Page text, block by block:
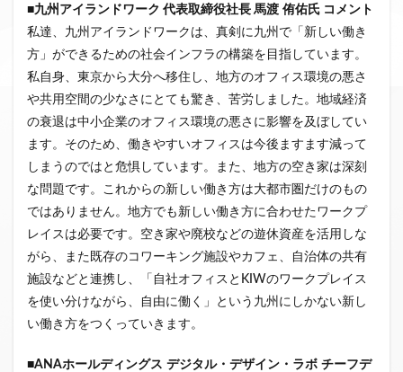
■九州アイランドワーク 代表取締役社長 馬渡 侑佑氏 コメント
私達、九州アイランドワークは、真剣に九州で「新しい働き
方」ができるための社会インフラの構築を目指しています。
私自身、東京から大分へ移住し、地方のオフィス環境の悪さ
や共用空間の少なさにとても驚き、苦労しました。地域経済
の衰退は中小企業のオフィス環境の悪さに影響を及ぼしてい
ます。そのため、働きやすいオフィスは今後ますます減って
しまうのではと危惧しています。また、地方の空き家は深刻
な問題です。これからの新しい働き方は大都市圏だけのもの
ではありません。地方でも新しい働き方に合わせたワークプ
レイスは必要です。空き家や廃校などの遊休資産を活用しな
がら、また既存のコワーキング施設やカフェ、自治体の共有
施設などと連携し、「自社オフィスとKIWのワークプレイス
を使い分けながら、自由に働く」という九州にしかない新し
い働き方をつくっていきます。
■ANAホールディングス デジタル・デザイン・ラボ チーフデ